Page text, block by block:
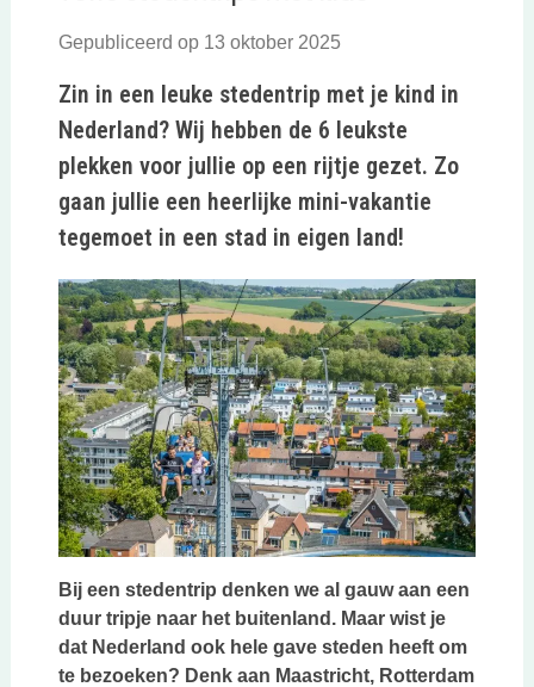
Gepubliceerd op 13 oktober 2025
Zin in een leuke stedentrip met je kind in
Nederland? Wij hebben de 6 leukste
plekken voor jullie op een rijtje gezet. Zo
gaan jullie een heerlijke mini-vakantie
tegemoet in een stad in eigen land!
Bij een stedentrip denken we al gauw aan een
duur tripje naar het buitenland. Maar wist je
dat Nederland ook hele gave steden heeft om
te bezoeken? Denk aan Maastricht, Rotterdam